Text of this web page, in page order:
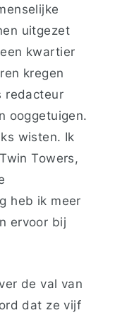
uitgezet
kwartier
kregen
redacteur
ooggetuigen.
wisten. Ik
Towers,
heb ik meer
ervoor bij
de val van
dat ze vijf